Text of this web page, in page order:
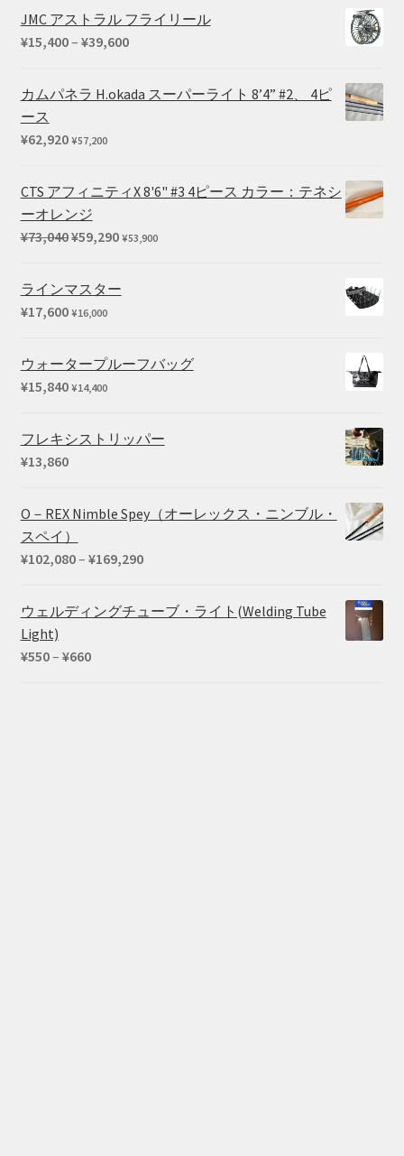
価
で
た。
の
¥54,450
JMC アストラル フライリール
¥15,400– ¥39,600価
帯:
カムパネラ H.okada スーパーライト 8’4” #2、 4ピ
ース
¥62,920 ¥57,200
CTS アフィニティX 8'6" #3 4ピース カラー：テネシ
ーオレンジ
¥73,040元
で
し
¥59,290現
¥59,290
¥53,900
ラインマスター
¥17,600 ¥16,000
ウォータープルーフバッグ
¥15,840 ¥14,400
フレキシストリッパー
¥13,860
O－REX Nimble Spey（オーレックス・ニンブル・
スペイ）
¥102,080– ¥169,290価
ウェルディングチューブ・ライト(Welding Tube
Light)
¥550– ¥660価